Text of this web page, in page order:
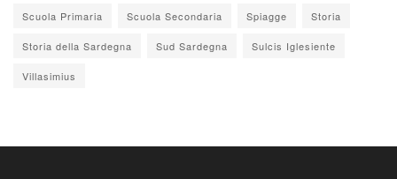
Scuola Primaria Scuola Secondaria Spiagge Storia
Storia della Sardegna Sud Sardegna Sulcis Iglesiente
Villasimius